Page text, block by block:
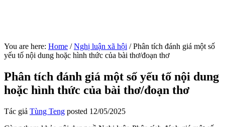
You are here: Home / Nghị luận xã hội /Phân tích đánh giá một số
yếu tố nội dung hoặc hình thức của bài thơ/đoạn thơ
Phân tích đánh giá một số yếu tố nội dung
hoặc hình thức của bài thơ/đoạn thơ
Tác giả Tùng Teng posted 12/05/2025